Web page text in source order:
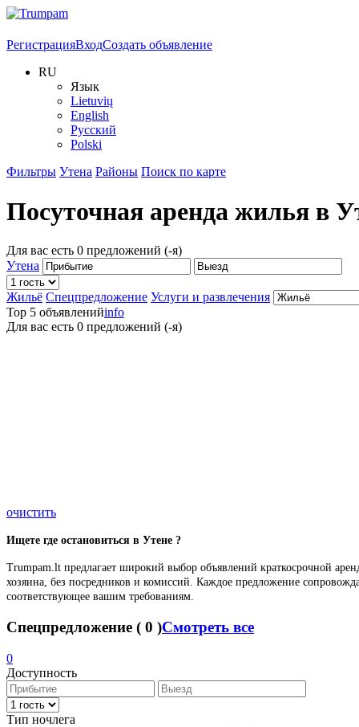
РегистрацияВходСоздать объявление
RU
Язык
Lietuvių
English
Русский
Polski
Фильтры Утена Районы Поиск по карте
Посуточная аренда жилья в
Для вас есть 0 предложений (-я)
Утена
Жильё Спецпредложение Услуги и развлечения
Top 5 объявленийinfo
Для вас есть 0 предложений (-я)
очистить
Ищете где остановиться в Утене ?
Trumpam.lt предлагает широкий выбор объявлений краткосрочной
хозяина, без посредников и комиссий. Каждое предложение
соответствующее вашим требованиям.
Спецпредложение ( 0 )Смотреть все
0
Доступность
Тип ночлега